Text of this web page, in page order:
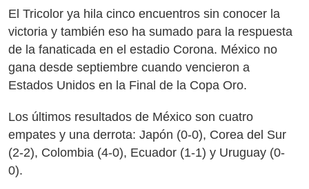
El Tricolor ya hila cinco encuentros sin conocer la
victoria y también eso ha sumado para la respuesta
de la fanaticada en el estadio Corona. México no
gana desde septiembre cuando vencieron a
Estados Unidos en la Final de la Copa Oro.
Los últimos resultados de México son cuatro
empates y una derrota: Japón (0-0), Corea del Sur
(2-2), Colombia (4-0), Ecuador (1-1) y Uruguay (0-
0).